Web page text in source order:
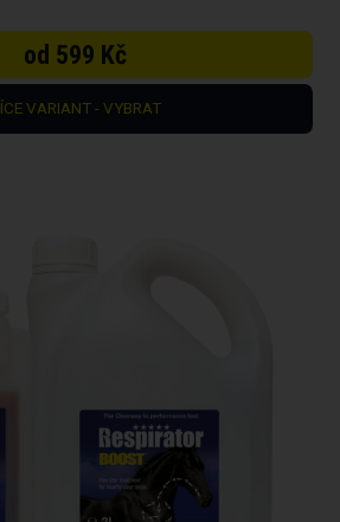
od 599 Kč
VARIANT - VYBRAT